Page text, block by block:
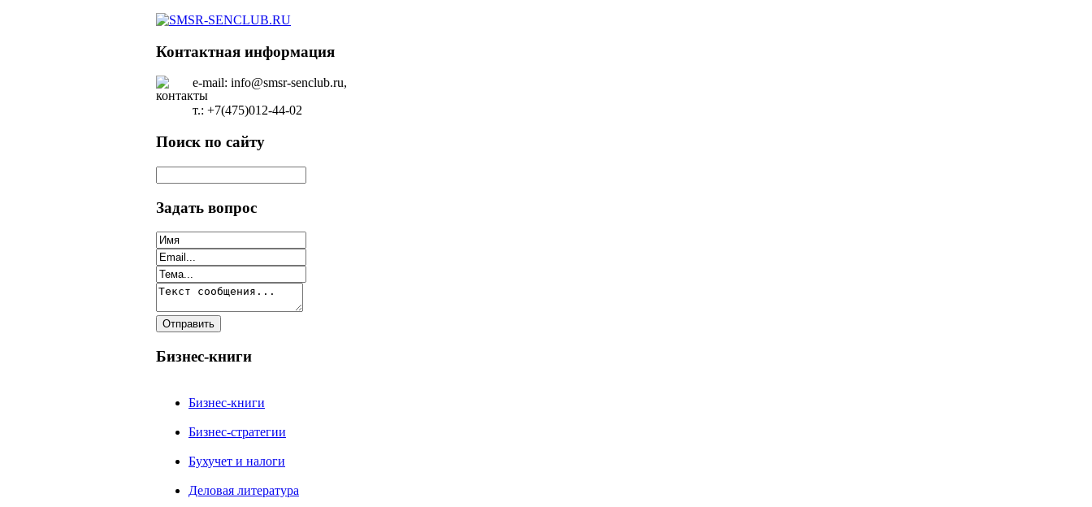
Контактная информация
e-mail: info@smsr-senclub.ru,
т.: +7(475)012-44-02
Поиск по сайту
Задать вопрос
Бизнес-книги
Бизнес-книги
Бизнес-стратегии
Бухучет и налоги
Деловая литература